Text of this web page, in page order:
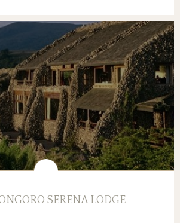
SERENA LODGE